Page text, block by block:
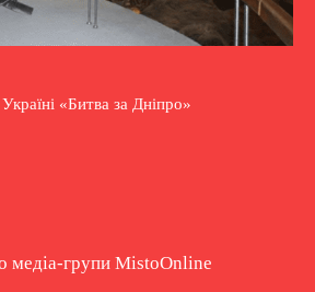
«Битва за Дніпро»
медіа-групи MistoOnline